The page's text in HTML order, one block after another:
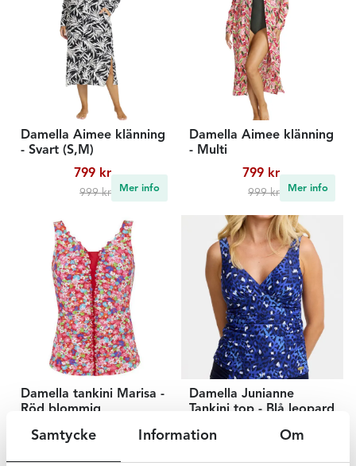
Samtycke Information Om
Damella Aimee klänning
- Svart (S,M)
799 kr
999 kr Mer info
Damella Aimee klänning
- Multi
799 kr
999 kr Mer info
Damella tankini Marisa -
Röd blommig
799 kr Mer info
Damella Junianne
Tankini top - Blå leopard
799 kr Mer info